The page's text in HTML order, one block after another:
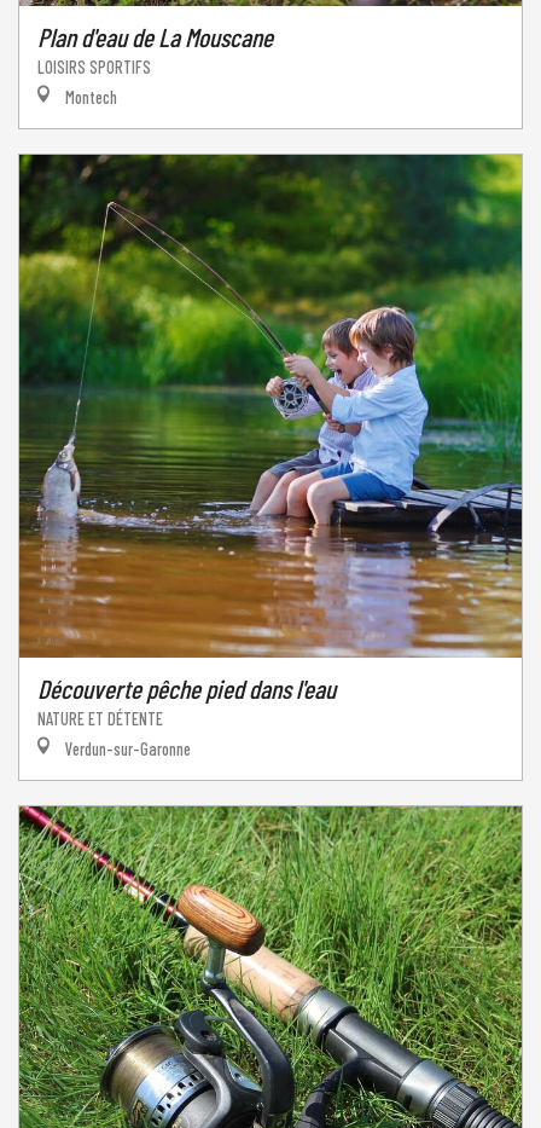
Plan d'eau de La Mouscane
LOISIRS SPORTIFS
Montech
Découverte pêche pied dans l'eau
NATURE ET DÉTENTE
Verdun-sur-Garonne